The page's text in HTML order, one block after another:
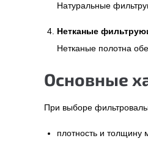
Натуральные
Нетканые
Нетканые полотна
Основные
При выборе
плотность и толщину